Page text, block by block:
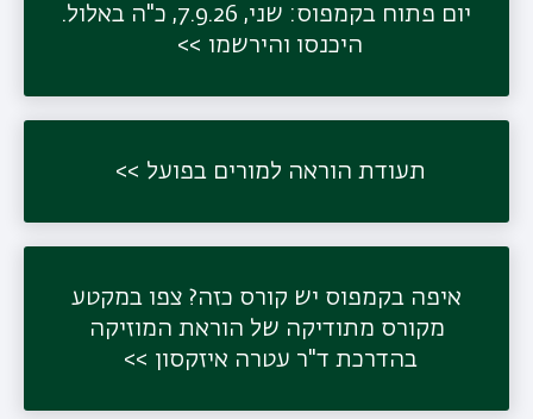
יום פתוח בקמפוס: שני, 7.9.26, כ"ה באלול.
היכנסו והירשמו
תעודת הוראה למורים בפועל
איפה בקמפוס יש קורס כזה? צפו במקטע
מקורס מתודיקה של הוראת המוזיקה
בהדרכת ד"ר עטרה איזקסון